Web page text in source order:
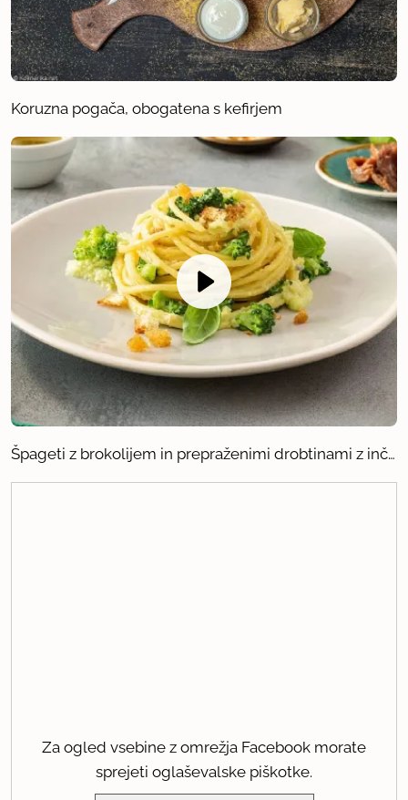
Koruzna pogača, obogatena s kefirjem
Špageti z brokolijem in prepraženimi drobtinami z inčuni
Za ogled vsebine z omrežja Facebook morate
sprejeti oglaševalske piškotke.